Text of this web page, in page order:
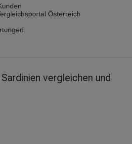
Österreich
vergleichen und